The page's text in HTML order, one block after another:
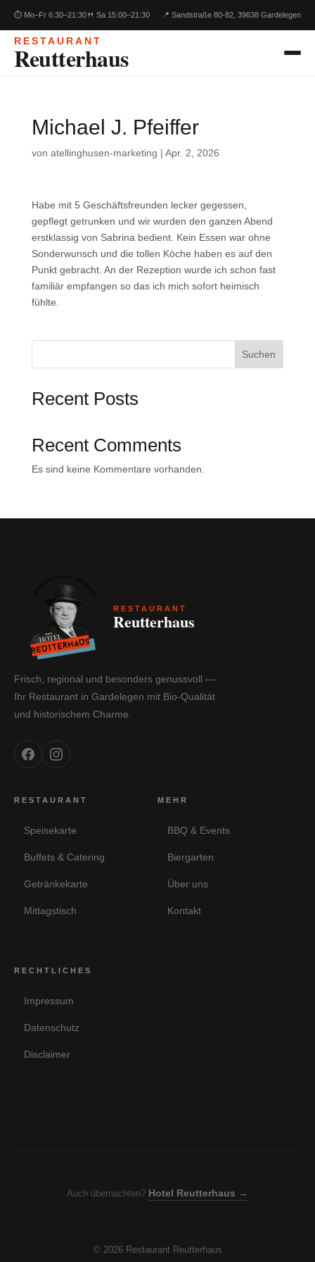
⏱ Mo–Fr 6:30–21:30🍴 Sa 15:00–21:30 📍 Sandstraße 80-82, 39638 Gardelegen
RESTAURANT
Reutterhaus
Michael J. Pfeiffer
von atellinghusen-marketing | Apr. 2, 2026
Habe mit 5 Geschäftsfreunden lecker gegessen,
gepflegt getrunken und wir wurden den ganzen Abend
erstklassig von Sabrina bedient. Kein Essen war ohne
Sonderwunsch und die tollen Köche haben es auf den
Punkt gebracht. An der Rezeption wurde ich schon fast
familiär empfangen so das ich mich sofort heimisch
fühlte.
Suchen
Recent Posts
Recent Comments
Es sind keine Kommentare vorhanden.
RESTAURANT
Reutterhaus
Frisch, regional und besonders genussvoll —
Ihr Restaurant in Gardelegen mit Bio-Qualität
und historischem Charme.
RESTAURANT
Speisekarte
Buffets & Catering
Getränkekarte
Mittagstisch
MEHR
BBQ & Events
Biergarten
Über uns
Kontakt
RECHTLICHES
Impressum
Datenschutz
Disclaimer
Auch übernachten? Hotel Reutterhaus →
© 2026 Restaurant Reutterhaus